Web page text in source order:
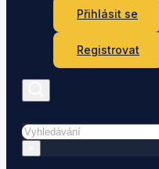
Přihlásit se
Registrovat
Hledat